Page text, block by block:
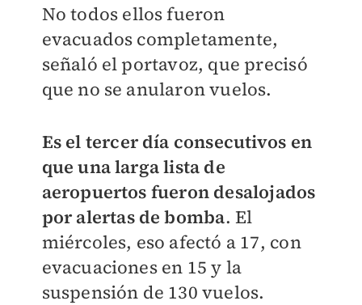
No todos ellos fueron
evacuados completamente,
señaló el portavoz, que precisó
que no se anularon vuelos.
Es el tercer día consecutivos en
que una larga lista de
aeropuertos fueron desalojados
por alertas de bomba. El
miércoles, eso afectó a 17, con
evacuaciones en 15 y la
suspensión de 130 vuelos.